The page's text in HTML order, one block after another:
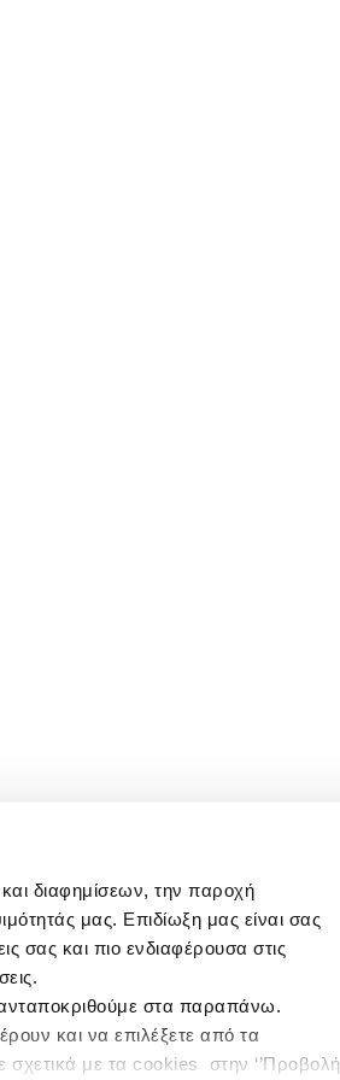
διαφημίσεων, την παροχή
μας. Επιδίωξη μας είναι σας
σας και πιο ενδιαφέρουσα στις
ανταποκριθούμε στα παραπάνω.
και να επιλέξετε από τα
σχετικά με τα cookies στην ‘’Προβολή